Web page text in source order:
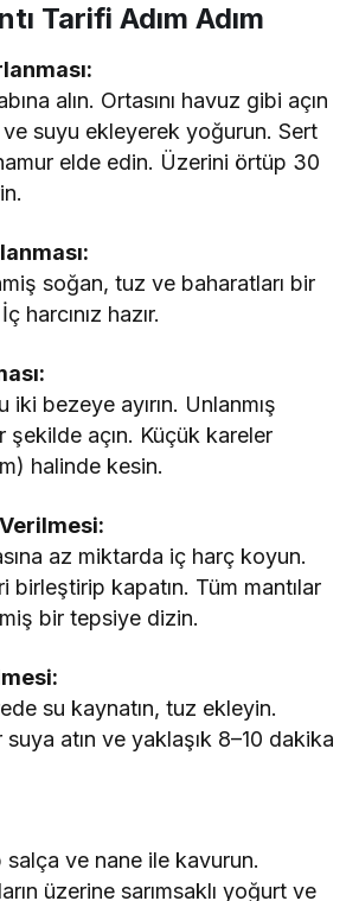
Tarifi Adım Adım
alın. Ortasını havuz gibi açın
suyu ekleyerek yoğurun. Sert
elde edin. Üzerini örtüp 30
soğan, tuz ve baharatları bir
harcınız hazır.
iki bezeye ayırın. Unlanmış
şekilde açın. Küçük kareler
halinde kesin.
az miktarda iç harç koyun.
birleştirip kapatın. Tüm mantılar
bir tepsiye dizin.
su kaynatın, tuz ekleyin.
suya atın ve yaklaşık 8–10 dakika
salça ve nane ile kavurun.
üzerine sarımsaklı yoğurt ve